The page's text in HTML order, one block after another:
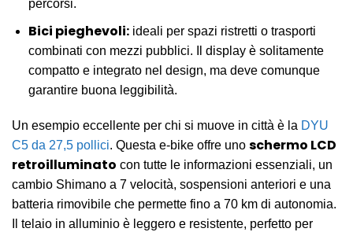
percorsi.
Bici pieghevoli:ideali per spazi ristretti o trasporti
combinati con mezzi pubblici. Il display è solitamente
compatto e integrato nel design, ma deve comunque
garantire buona leggibilità.
Un esempio eccellente per chi si muove in città è la DYU
C5 da 27,5 pollici. Questa e-bike offre uno schermo LCD
retroilluminato con tutte le informazioni essenziali, un
cambio Shimano a 7 velocità, sospensioni anteriori e una
batteria rimovibile che permette fino a 70 km di autonomia.
Il telaio in alluminio è leggero e resistente, perfetto per